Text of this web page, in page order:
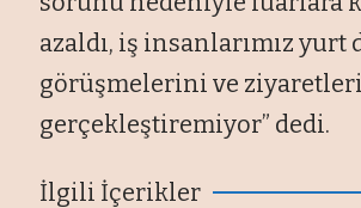
azaldı, iş insanlarımız yurt
görüşmelerini ve
gerçekleştiremiyor” dedi.
İlgili İçerikler